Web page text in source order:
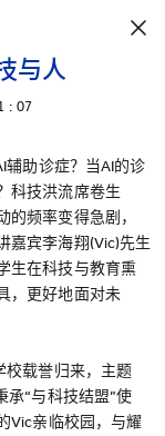
与人
: 07
辅助诊症？当AI的诊
科技洪流席卷生
频率变得急剧，
嘉宾李海翔(Vic)先生
生在科技与教育熏
，更好地面对未
校载誉归来，主题
承“与科技结盟”使
Vic亲临校园，与耀